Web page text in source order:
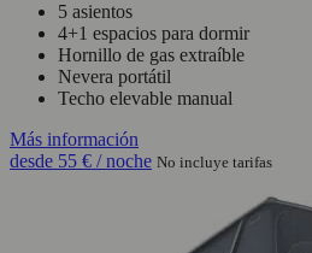
5 asientos
4+1 espacios para dormir
Hornillo de gas extraíble
Nevera portátil
Techo elevable manual
Más información
desde 55 € / noche No incluye tarifas